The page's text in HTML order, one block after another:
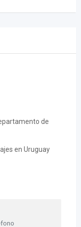
de
en Uruguay